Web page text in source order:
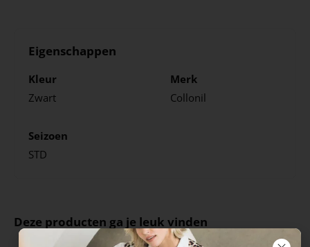
Eigenschappen
Kleur
Zwart
Merk
Collonil
Seizoen
STD
Deze producten ga je leuk vinden